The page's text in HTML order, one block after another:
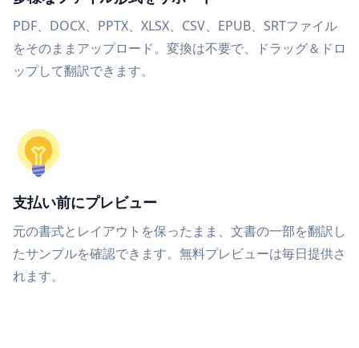
PDF、DOCX、PPTX、XLSX、CSV、EPUB、SRTファイル
をそのままアップロード。変換は不要で、ドラッグ＆ドロ
ップして翻訳できます。
支払い前にプレビュー
元の書式とレイアウトを保ったまま、文書の一部を翻訳し
たサンプルを確認できます。無料プレビューは毎日提供さ
れます。